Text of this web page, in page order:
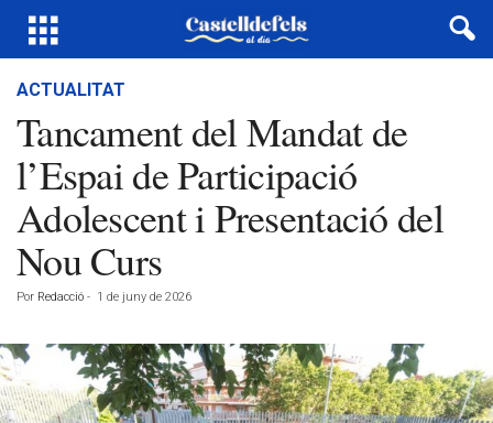
ACTUALITAT
Tancament del Mandat de
l’Espai de Participació
Adolescent i Presentació del
Nou Curs
Por Redacció - 1 de juny de 2026